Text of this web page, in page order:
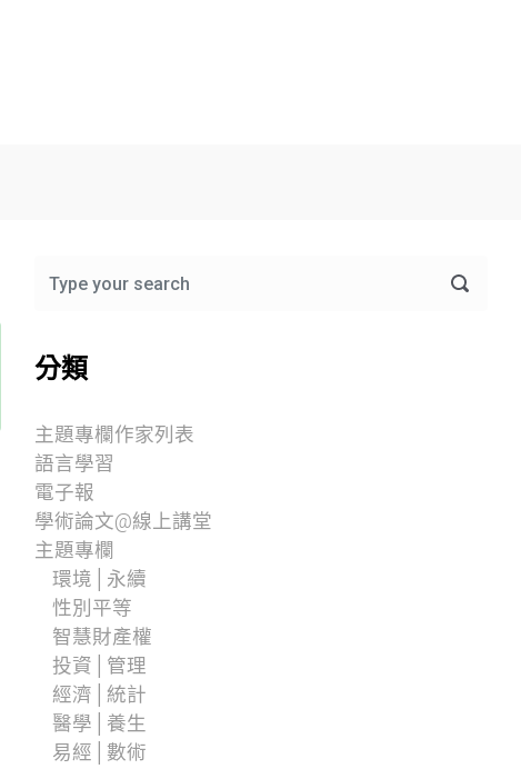
分類
主題專欄作家列表
語言學習
電子報
學術論文@線上講堂
主題專欄
環境│永續
性別平等
智慧財產權
投資│管理
經濟│統計
醫學│養生
易經│數術